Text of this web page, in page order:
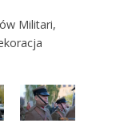
Militari,